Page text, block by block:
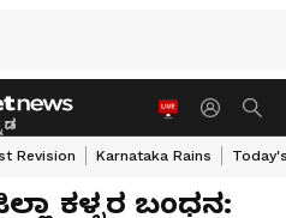
Revision Karnataka Rains
ಕಳ್ಳರ ಬಂಧನ: